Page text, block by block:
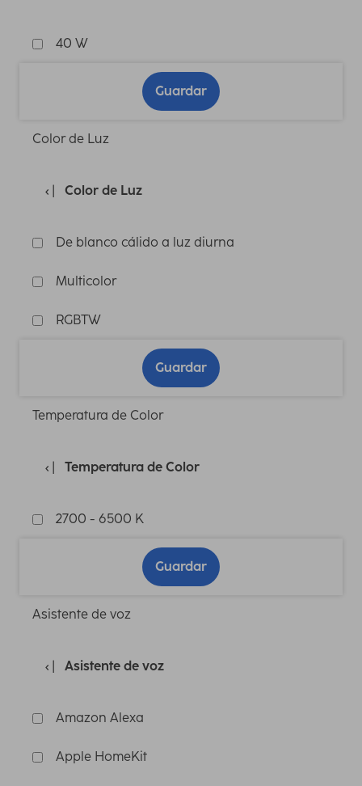
40 W
Guardar
Color de Luz
Color de Luz
De blanco cálido a luz diurna
Multicolor
RGBTW
Guardar
Temperatura de Color
Temperatura de Color
2700 - 6500 K
Guardar
Asistente de voz
Asistente de voz
Amazon Alexa
Apple HomeKit